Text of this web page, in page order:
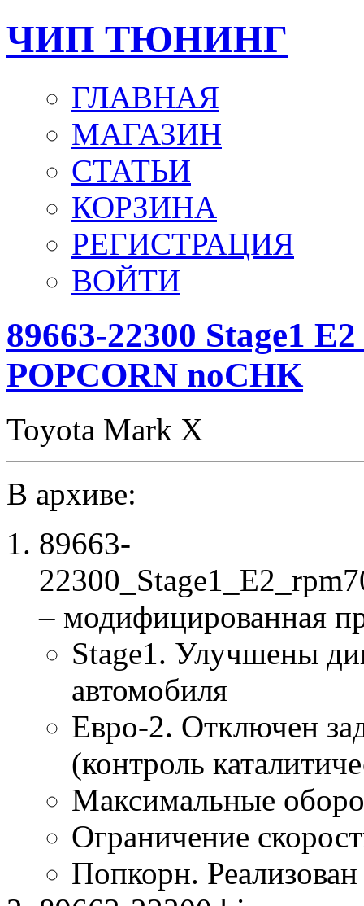
ЧИП ТЮНИНГ
ГЛАВНАЯ
МАГАЗИН
СТАТЬИ
КОРЗИНА
РЕГИСТРАЦИЯ
ВОЙТИ
89663-22300 Stage1
POPCORN noCHK
Toyota Mark X
В архиве:
89663-
– модифицированная
Stage1. Улучшены
автомобиля
Евро-2. Отключен
(контроль
Максимальные
Ограничение
Попкорн.